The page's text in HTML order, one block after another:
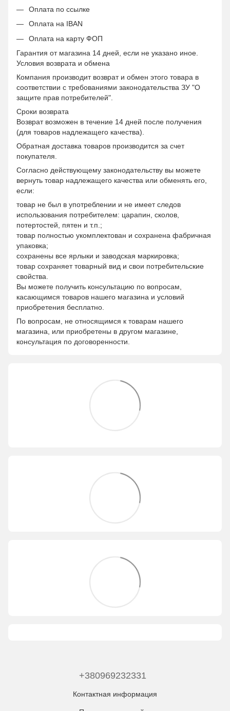
Оплата по ссылке
Оплата на IBAN
Оплата на карту ФОП
Гарантия от магазина 14 дней, если не указано иное.
Условия возврата и обмена
Компания производит возврат и обмен этого товара в
соответствии с требованиями законодательства ЗУ "О
защите прав потребителей".
Сроки возврата
Возврат возможен в течение 14 дней после получения
(для товаров надлежащего качества).
Обратная доставка товаров производится за счет
покупателя.
Согласно действующему законодательству вы можете
вернуть товар надлежащего качества или обменять его,
если:
товар не был в употреблении и не имеет следов
использования потребителем: царапин, сколов,
потертостей, пятен и т.п.;
товар полностью укомплектован и сохранена фабричная
упаковка;
сохранены все ярлыки и заводская маркировка;
товар сохраняет товарный вид и свои потребительские
свойства.
Вы можете получить консультацию по вопросам,
касающимся товаров нашего магазина и условий
приобретения бесплатно.
По вопросам, не относящимся к товарам нашего
магазина, или приобретены в другом магазине,
консультация по договоренности.
+380969232331
Контактная информация